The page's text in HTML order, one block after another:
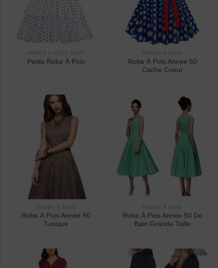
ROBES À PETIT POIS
Petite Robe À Pois
ROBES À POIS
Robe À Pois Année 50
Cache Coeur
ROBES À POIS
Robe À Pois Année 50
Tunique
ROBES À POIS
Robe À Pois Année 50 De
Bain Grande Taille